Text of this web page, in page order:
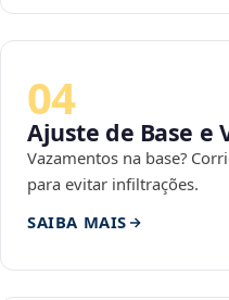
04
Ajuste de Base e
Vazamentos na base?
para evitar infiltrações.
SAIBA MAIS